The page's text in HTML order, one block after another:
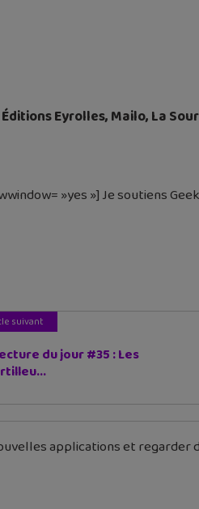
Eyrolles, Mailo, La
»yes »] Je soutiens
suivant
du jour #35 : Les
applications et regarder